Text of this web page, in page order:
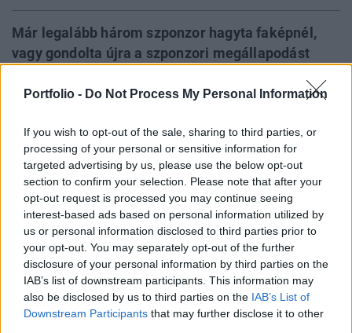
Portfolio - Do Not Process My Personal Information
If you wish to opt-out of the sale, sharing to third parties, or
processing of your personal or sensitive information for
targeted advertising by us, please use the below opt-out
section to confirm your selection. Please note that after your
opt-out request is processed you may continue seeing
interest-based ads based on personal information utilized by
us or personal information disclosed to third parties prior to
your opt-out. You may separately opt-out of the further
disclosure of your personal information by third parties on the
IAB’s list of downstream participants. This information may
also be disclosed by us to third parties on the IAB’s List of
Downstream Participants that may further disclose it to other
Már legalább három szponzor hagyta faképnél,
vagy gondolta újra a szponzori megállapodást
botrányos nőügyeiről lehetett ismert. Az
luxusóra gyártó, a Tag Heuer is bejelentést tett,
utóbbi cég egyelőre nem vonul ki teljesen Woods
mögül, viszont az amerikai reklámkampányukból
kihagyják a golfozót.
Tiger Woods volt az első golfozó volt a világon, aki többek
között a szponzorációs bevételekből dollármilliárdossá
vált, azonban a hetekkel ezelőtt kirobbant botránynak az
igazi lökéshullámai csak most kezdenek látszódni. A
feleségét többször is megcsaló Woods nem győzött
sajnálkozni a történtek miatt, magánéleti problémái